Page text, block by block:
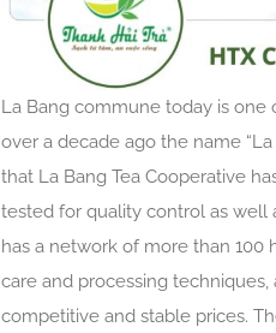
La Bang commune today is
over a decade ago the name
that La Bang Tea Cooperative
tested for quality control as well
has a network of more than 100
care and processing
competitive and stable prices.